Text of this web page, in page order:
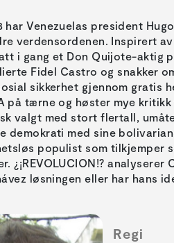
har Venezuelas president
verdensordenen. Inspirert
i gang et Don Quijote-aktig
Fidel Castro og snakker
sikkerhet gjennom gratis
på tærne og høster mye
valgt med stort flertall,
demokrati med sine
populist som tilkjemper
¿¡REVOLUCION!?
løsningen eller har hans
Regi